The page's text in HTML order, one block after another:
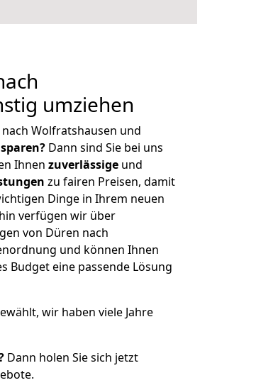
umziehen
Wolfratshausen und
Dann sind Sie bei uns
Ihnen zuverlässige und
zu fairen Preisen, damit
Dinge in Ihrem neuen
verfügen wir über
von Düren nach
und können Ihnen
Budget eine passende Lösung
wir haben viele Jahre
Dann holen Sie sich jetzt